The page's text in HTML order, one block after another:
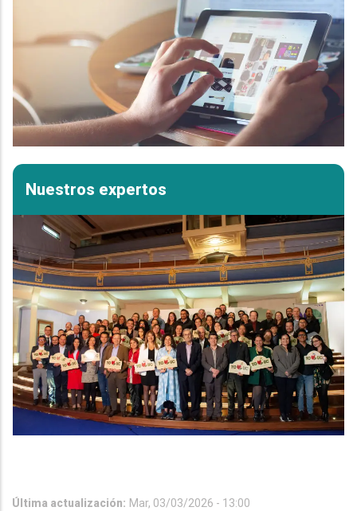
Nuestros expertos
Última actualización: Mar, 03/03/2026 - 13:00